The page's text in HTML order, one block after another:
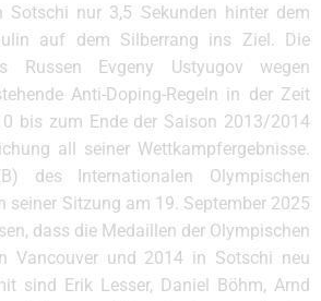
Sotschi nur 3,5 Sekunden hinter dem
auf dem Silberrang ins Ziel. Die
Russen Evgeny Ustyugov wegen
Anti-Doping-Regeln in der Zeit
bis zum Ende der Saison 2013/2014
all seiner Wettkampfergebnisse.
des Internationalen Olympischen
seiner Sitzung am 19. September 2025
dass die Medaillen der Olympischen
Vancouver und 2014 in Sotschi neu
sind Erik Lesser, Daniel Böhm, Arnd